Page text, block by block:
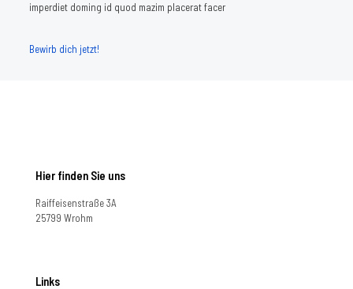
imperdiet doming id quod mazim placerat facer
Bewirb dich jetzt!
Hier finden Sie uns
Raiffeisenstraße 3A
25799 Wrohm
Links